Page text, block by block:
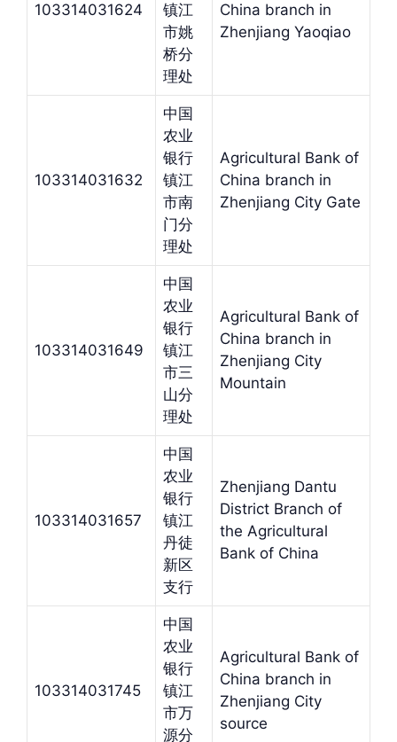
103314031624
镇江
市姚
桥分
理处
China branch in
Zhenjiang Yaoqiao
103314031632
中国
农业
银行
镇江
市南
门分
理处
Agricultural Bank of
China branch in
Zhenjiang City Gate
103314031649
中国
农业
银行
镇江
市三
山分
理处
Agricultural Bank of
China branch in
Zhenjiang City
Mountain
103314031657
中国
农业
银行
镇江
丹徒
新区
支行
Zhenjiang Dantu
District Branch of
the Agricultural
Bank of China
103314031745
中国
农业
银行
镇江
市万
源分
Agricultural Bank of
China branch in
Zhenjiang City
source